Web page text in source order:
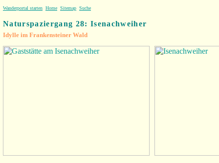
Wanderportal starten Home Sitemap Suche
Naturspaziergang 28: Isenachweiher
Idylle im Frankensteiner Wald